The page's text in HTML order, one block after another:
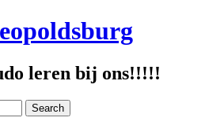
leren bij ons!!!!!